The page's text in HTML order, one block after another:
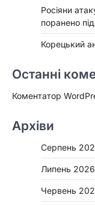
Росіяни
поранено
Корецький
Останні
Коментатор
Архіви
Серпень
Липень 2026
Червень